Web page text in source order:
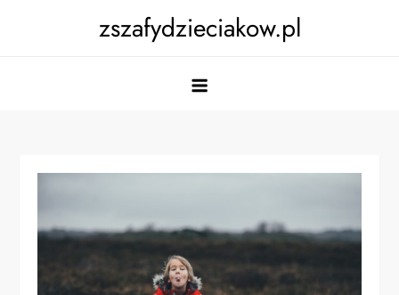
zszafydzieciakow.pl